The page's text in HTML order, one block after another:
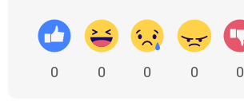
0 0 0 0 0